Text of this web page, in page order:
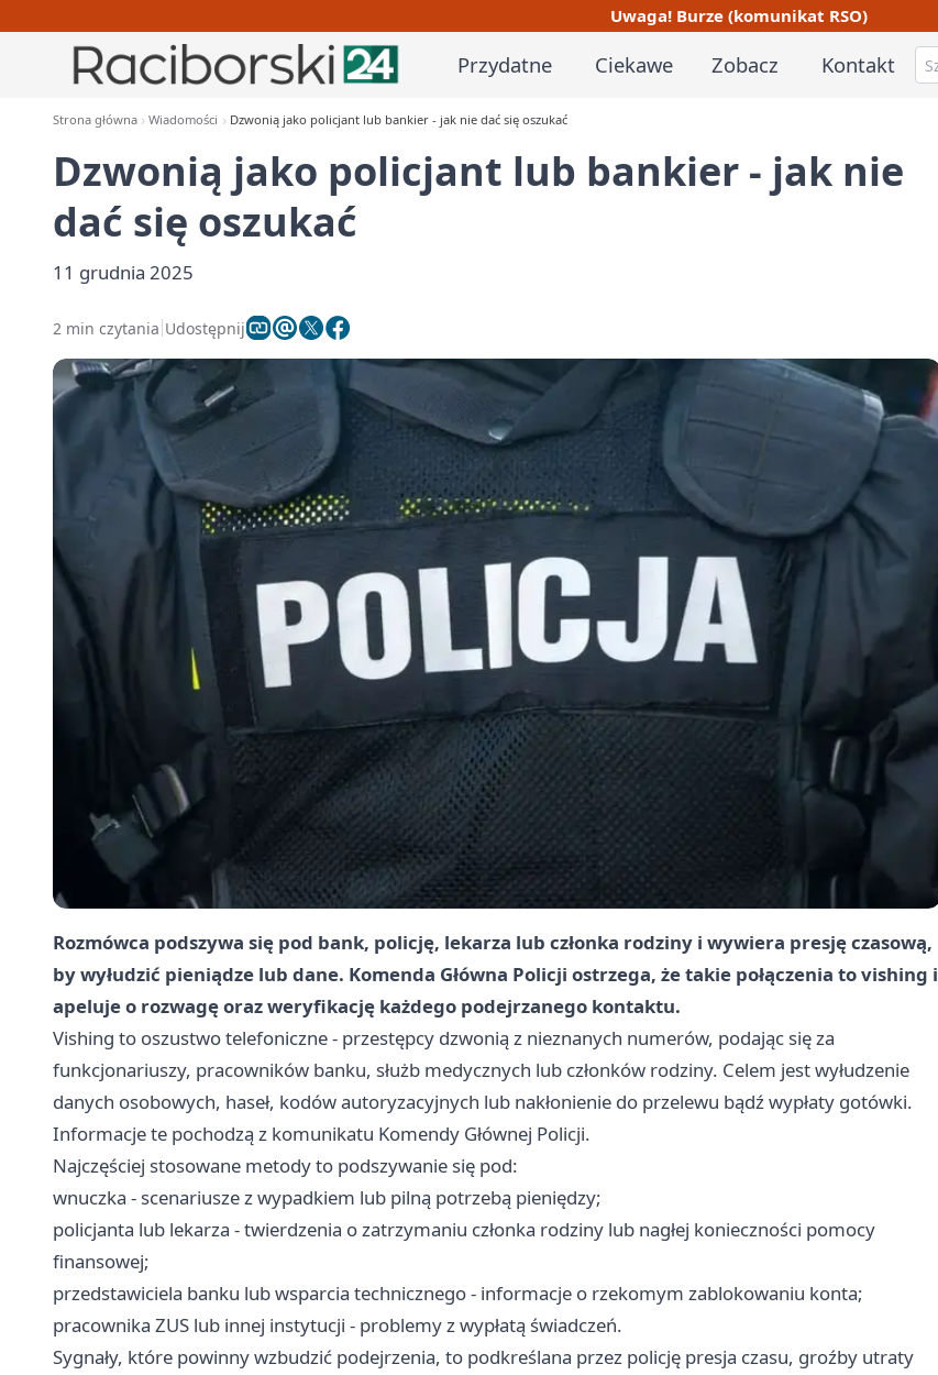
Uwaga! Burze (komunikat RSO)
Przydatne Ciekawe Zobacz Kontakt
Strona główna Wiadomości Dzwonią jako policjant lub bankier - jak nie dać się oszukać
Dzwonią jako policjant lub bankier - jak nie
dać się oszukać
11 grudnia 2025
2 min czytania Udostępnij
Rozmówca podszywa się pod bank, policję, lekarza lub członka rodziny i wywiera presję czasową,
by wyłudzić pieniądze lub dane. Komenda Główna Policji ostrzega, że takie połączenia to vishing i
apeluje o rozwagę oraz weryfikację każdego podejrzanego kontaktu.
Vishing to oszustwo telefoniczne - przestępcy dzwonią z nieznanych numerów, podając się za
funkcjonariuszy, pracowników banku, służb medycznych lub członków rodziny. Celem jest wyłudzenie
danych osobowych, haseł, kodów autoryzacyjnych lub nakłonienie do przelewu bądź wypłaty gotówki.
Informacje te pochodzą z komunikatu Komendy Głównej Policji.
Najczęściej stosowane metody to podszywanie się pod:
wnuczka - scenariusze z wypadkiem lub pilną potrzebą pieniędzy;
policjanta lub lekarza - twierdzenia o zatrzymaniu członka rodziny lub nagłej konieczności pomocy
finansowej;
przedstawiciela banku lub wsparcia technicznego - informacje o rzekomym zablokowaniu konta;
pracownika ZUS lub innej instytucji - problemy z wypłatą świadczeń.
Sygnały, które powinny wzbudzić podejrzenia, to podkreślana przez policję presja czasu, groźby utraty